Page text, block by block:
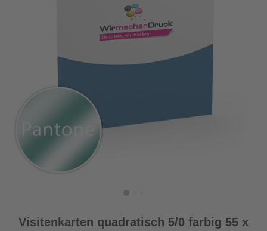
Visitenkarten quadratisch 5/0 farbig 55 x